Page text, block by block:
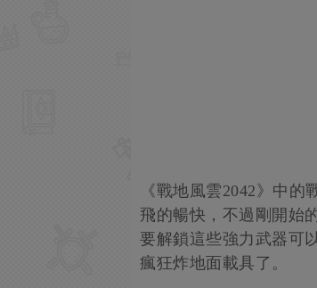
《戰地風雲2042》中
飛的暢快，不過剛開始
要解鎖這些強力武器可
瘋狂炸地面載具了。